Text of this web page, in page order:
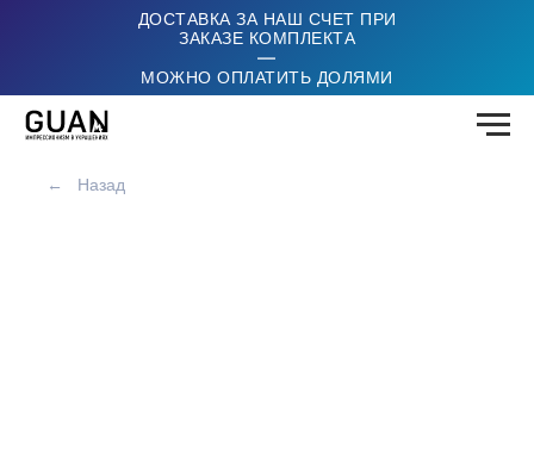
ДОСТАВКА ЗА НАШ СЧЕТ ПРИ
ЗАКАЗЕ КОМПЛЕКТА
|
МОЖНО ОПЛАТИТЬ ДОЛЯМИ
← Назад